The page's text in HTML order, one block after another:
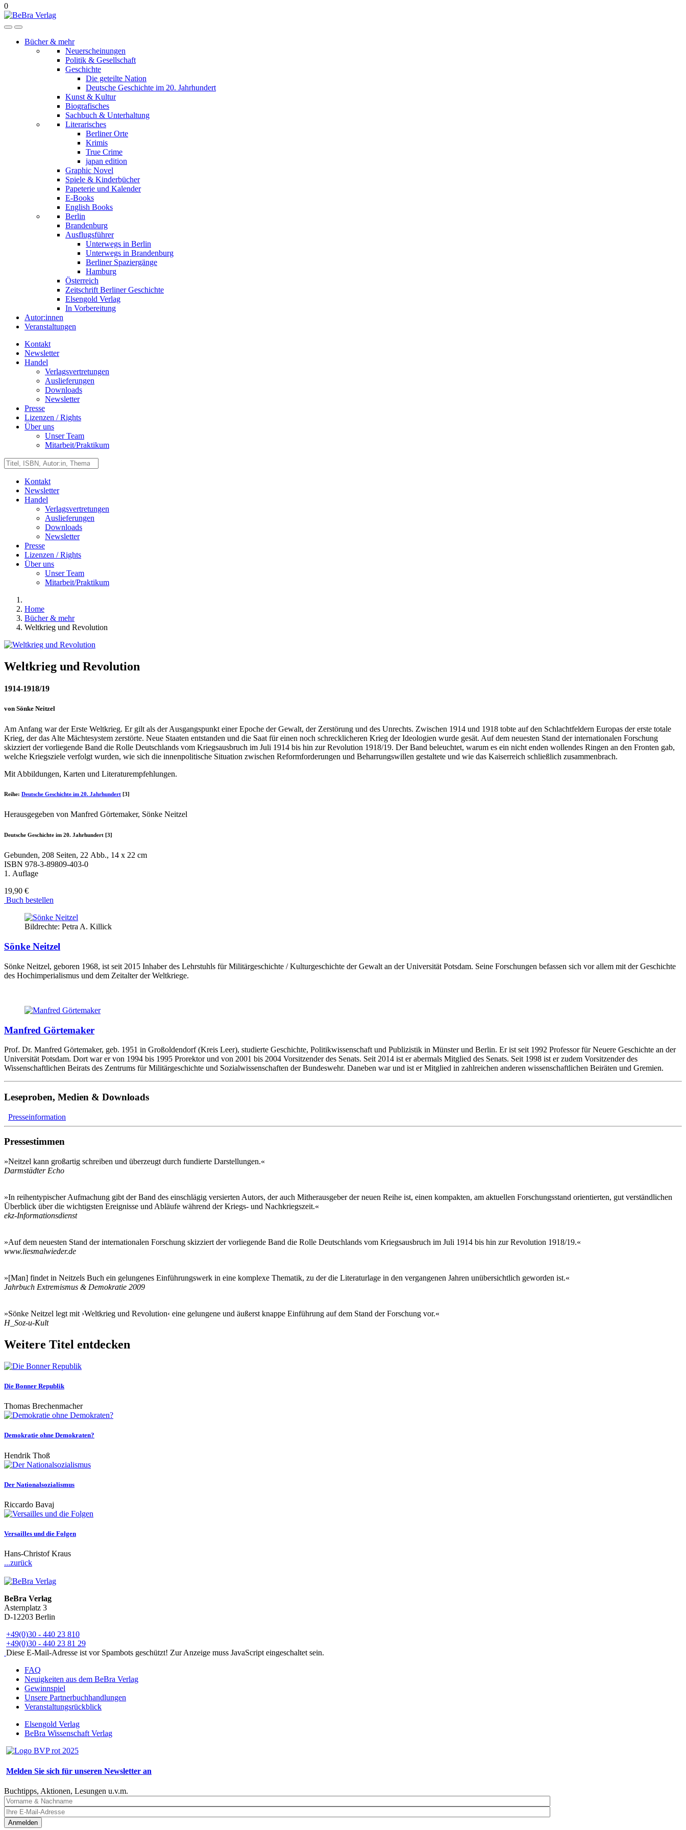
0
Bücher & mehr
Neuerscheinungen
Politik & Gesellschaft
Geschichte
Die geteilte Nation
Deutsche Geschichte im 20. Jahrhundert
Kunst & Kultur
Biografisches
Sachbuch & Unterhaltung
Literarisches
Berliner Orte
Krimis
True Crime
japan edition
Graphic Novel
Spiele & Kinderbücher
Papeterie und Kalender
E-Books
English Books
Berlin
Brandenburg
Ausflugsführer
Unterwegs in Berlin
Unterwegs in Brandenburg
Berliner Spaziergänge
Hamburg
Österreich
Zeitschrift Berliner Geschichte
Elsengold Verlag
In Vorbereitung
Autor:innen
Veranstaltungen
Kontakt
Newsletter
Handel
Verlagsvertretungen
Auslieferungen
Downloads
Newsletter
Presse
Lizenzen / Rights
Über uns
Unser Team
Mitarbeit/Praktikum
Kontakt
Newsletter
Handel
Verlagsvertretungen
Auslieferungen
Downloads
Newsletter
Presse
Lizenzen / Rights
Über uns
Unser Team
Mitarbeit/Praktikum
Home
Bücher & mehr
Weltkrieg und Revolution
Weltkrieg und Revolution
1914-1918/19
von Sönke Neitzel
Am Anfang war der Erste Weltkrieg. Er gilt als der Ausgangspunkt einer Epoche der Gewalt, der Zerstörung und des Unrechts. Zwischen 1914 und 1918 tobte auf den Schlachtfeldern Europas der erste totale
Krieg, der das Alte Mächtesystem zerstörte. Neue Staaten entstanden und die Saat für einen noch schrecklicheren Krieg der Ideologien wurde gesät. Auf dem neuesten Stand der internationalen Forschung
skizziert der vorliegende Band die Rolle Deutschlands vom Kriegsausbruch im Juli 1914 bis hin zur Revolution 1918/19. Der Band beleuchtet, warum es ein nicht enden wollendes Ringen an den Fronten gab,
welche Kriegsziele verfolgt wurden, wie sich die innenpolitische Situation zwischen Reformforderungen und Beharrungswillen gestaltete und wie das Kaiserreich schließlich zusammenbrach.
Mit Abbildungen, Karten und Literaturempfehlungen.
Reihe: Deutsche Geschichte im 20. Jahrhundert [3]
Herausgegeben von Manfred Görtemaker, Sönke Neitzel
Deutsche Geschichte im 20. Jahrhundert [3]
Gebunden, 208 Seiten, 22 Abb., 14 x 22 cm
ISBN 978-3-89809-403-0
1. Auflage
19,90 €
Buch bestellen
Bildrechte: Petra A. Killick
Sönke Neitzel
Sönke Neitzel, geboren 1968, ist seit 2015 Inhaber des Lehrstuhls für Militärgeschichte / Kulturgeschichte der Gewalt an der Universität Potsdam. Seine Forschungen befassen sich vor allem mit der Geschichte
des Hochimperialismus und dem Zeitalter der Weltkriege.
Manfred Görtemaker
Prof. Dr. Manfred Görtemaker, geb. 1951 in Großoldendorf (Kreis Leer), studierte Geschichte, Politikwissenschaft und Publizistik in Münster und Berlin. Er ist seit 1992 Professor für Neuere Geschichte an der
Universität Potsdam. Dort war er von 1994 bis 1995 Prorektor und von 2001 bis 2004 Vorsitzender des Senats. Seit 2014 ist er abermals Mitglied des Senats. Seit 1998 ist er zudem Vorsitzender des
Wissenschaftlichen Beirats des Zentrums für Militärgeschichte und Sozialwissenschaften der Bundeswehr. Daneben war und ist er Mitglied in zahlreichen anderen wissenschaftlichen Beiräten und Gremien.
Leseproben, Medien & Downloads
Presseinformation
Pressestimmen
»Neitzel kann großartig schreiben und überzeugt durch fundierte Darstellungen.«
Darmstädter Echo
»In reihentypischer Aufmachung gibt der Band des einschlägig versierten Autors, der auch Mitherausgeber der neuen Reihe ist, einen kompakten, am aktuellen Forschungsstand orientierten, gut verständlichen
Überblick über die wichtigsten Ereignisse und Abläufe während der Kriegs- und Nachkriegszeit.«
ekz-Informationsdienst
»Auf dem neuesten Stand der internationalen Forschung skizziert der vorliegende Band die Rolle Deutschlands vom Kriegsausbruch im Juli 1914 bis hin zur Revolution 1918/19.«
www.liesmalwieder.de
»[Man] findet in Neitzels Buch ein gelungenes Einführungswerk in eine komplexe Thematik, zu der die Literaturlage in den vergangenen Jahren unübersichtlich geworden ist.«
Jahrbuch Extremismus & Demokratie 2009
»Sönke Neitzel legt mit ›Weltkrieg und Revolution‹ eine gelungene und äußerst knappe Einführung auf dem Stand der Forschung vor.«
H_Soz-u-Kult
Weitere Titel entdecken
Die Bonner Republik
Thomas Brechenmacher
Demokratie ohne Demokraten?
Hendrik Thoß
Der Nationalsozialismus
Riccardo Bavaj
Versailles und die Folgen
Hans-Christof Kraus
...zurück
BeBra Verlag
Asternplatz 3
D-12203 Berlin
+49(0)30 - 440 23 810
+49(0)30 - 440 23 81 29
Diese E-Mail-Adresse ist vor Spambots geschützt! Zur Anzeige muss JavaScript eingeschaltet sein.
FAQ
Neuigkeiten aus dem BeBra Verlag
Gewinnspiel
Unsere Partnerbuchhandlungen
Veranstaltungsrückblick
Elsengold Verlag
BeBra Wissenschaft Verlag
Melden Sie sich für unseren Newsletter an
Buchtipps, Aktionen, Lesungen u.v.m.
Anmelden